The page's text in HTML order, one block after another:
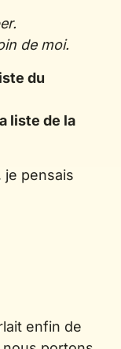
de moi.
du
liste de la
je pensais
enfin de